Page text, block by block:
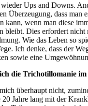
Ups and Downs.
Überzeugung, dass man
kann, wenn man diese
bleibt. Dies erfordert nicht
Wie das Leben so
Ich denke, dass der
sowie eine
die Trichotillomanie
überhaupt nicht,
Jahre lang mit der